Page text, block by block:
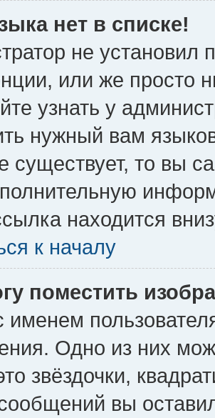
нет в списке!
не установил
или же просто
узнать у
нужный вам
существует, то вы
находится
к началу
поместить
именем
Одно из них
звёздочки,
вы